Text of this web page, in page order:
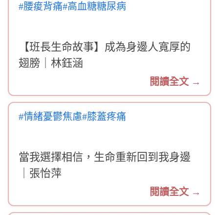
#腰痠背痛#高血糖糖尿病
【班長生命故事】成為身邊人寬厚的
翅膀｜林鈺涵
閱讀全文 →
#情緒憂鬱焦慮#膝蓋疼痛
當我選擇相信，生命重新回到我身邊
｜張怡萍
閱讀全文 →